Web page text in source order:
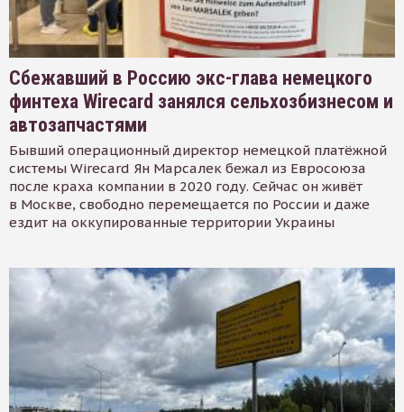
Сбежавший в Россию экс-глава немецкого
финтеха Wirecard занялся сельхозбизнесом и
автозапчастями
Бывший операционный директор немецкой платёжной
системы Wirecard Ян Марсалек бежал из Евросоюза
после краха компании в 2020 году. Сейчас он живёт
в Москве, свободно перемещается по России и даже
ездит на оккупированные территории Украины